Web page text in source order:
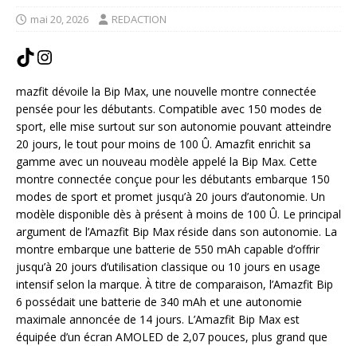
mai 20, 2026 REDACTION
mazfit dévoile la Bip Max, une nouvelle montre connectée
pensée pour les débutants. Compatible avec 150 modes de
sport, elle mise surtout sur son autonomie pouvant atteindre
20 jours, le tout pour moins de 100 Û. Amazfit enrichit sa
gamme avec un nouveau modèle appelé la Bip Max. Cette
montre connectée conçue pour les débutants embarque 150
modes de sport et promet jusqu’à 20 jours d’autonomie. Un
modèle disponible dès à présent à moins de 100 Û. Le principal
argument de l’Amazfit Bip Max réside dans son autonomie. La
montre embarque une batterie de 550 mAh capable d’offrir
jusqu’à 20 jours d’utilisation classique ou 10 jours en usage
intensif selon la marque. À titre de comparaison, l’Amazfit Bip
6 possédait une batterie de 340 mAh et une autonomie
maximale annoncée de 14 jours. L’Amazfit Bip Max est
équipée d’un écran AMOLED de 2,07 pouces, plus grand que